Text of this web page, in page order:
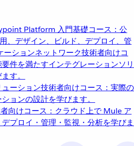
Platform 入門基礎コース：公
、デザイン、ビルド、デプロイ、管
ーションネットワーク技術者向けコ
件を満たすインテグレーションソリ
す。
ーション技術者向けコース：実際の
ョンの設計を学びます。
向けコース：クラウド上で Mule ア
プロイ・管理・監視・分析を学びま